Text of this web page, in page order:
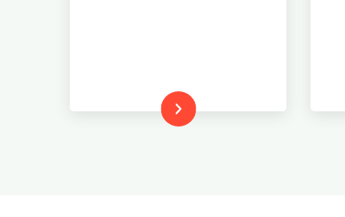
Leggi